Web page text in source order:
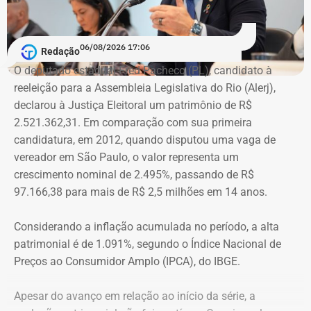
que atuem com as mulheres que são vítimas de
agressões”, argumentou.
A atriz foi a primeira mulher a receber o benefício do
“botão do pânico”, ferramenta criada em 2019 pela
Polícia Militar do Rio. O objeto é conectado a uma
tornozeleira eletrônica usada pelo agressor. Em caso de
aproximação, a central de monitoramento é acionada e
entra em contato com a vítima e o agressor por telefone.
Na declaração apresentada em 2018, quando terminou a
eleição como suplente, Elton Cristo informou possuir três
veículos, um consórcio não contemplado e depósitos em
conta corrente, totalizando R$ 378,4 mil.
Quatro anos depois, nas eleições de 2022, quando voltou
a disputar uma vaga na Assembleia Legislativa (Alerj) e
novamente ficou como suplente, o patrimônio declarado
saltou para R$ 1.658.540,00. Na ocasião, os bens
mil, uma chácara de R$ 400 mil, dois veículos que
somavam R$ 647,3 mil e participações societárias em
empresas do ramo de alimentação.
Em 2024, quando foi eleito vereador da cidade de Nova
Redação06/08/2026 17:06
O deputado estadual Fred Pacheco (PL), candidato à
reeleição para a Assembleia Legislativa do Rio (Alerj),
declarou à Justiça Eleitoral um patrimônio de R$
2.521.362,31. Em comparação com sua primeira
candidatura, em 2012, quando disputou uma vaga de
vereador em São Paulo, o valor representa um
crescimento nominal de 2.495%, passando de R$
97.166,38 para mais de R$ 2,5 milhões em 14 anos.
Considerando a inflação acumulada no período, a alta
patrimonial é de 1.091%, segundo o Índice Nacional de
Preços ao Consumidor Amplo (IPCA), do IBGE.
Apesar do avanço em relação ao início da série, a